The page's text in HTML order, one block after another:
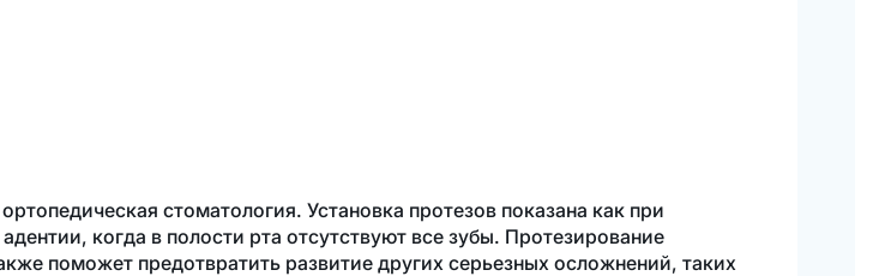
стоматология. Установка протезов показана как при
когда в полости рта отсутствуют все зубы. Протезирование
поможет предотвратить развитие других серьезных осложнений, таких